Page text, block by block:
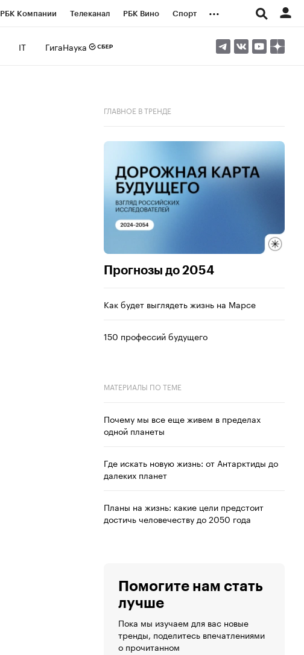
РБК Компании Телеканал РБК Вино Спорт ...
IT ГигаНаука
ГЛАВНОЕ В ТРЕНДЕ
Прогнозы до 2054
Как будет выглядеть жизнь на Марсе
150 профессий будущего
МАТЕРИАЛЫ ПО ТЕМЕ
Почему мы все еще живем в пределах
одной планеты
Где искать новую жизнь: от Антарктиды до
далеких планет
Планы на жизнь: какие цели предстоит
достичь человечеству до 2050 года
Помогите нам стать
лучше
Пока мы изучаем для вас новые
тренды, поделитесь впечатлениями
о прочитанном